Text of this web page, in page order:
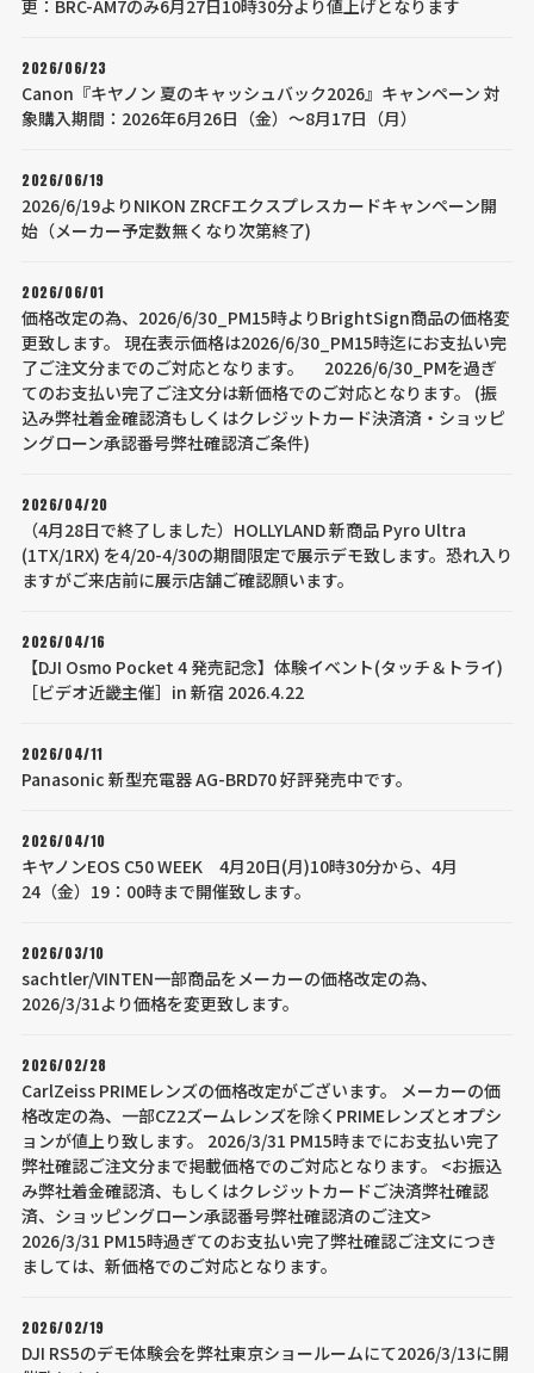
更：BRC-AM7のみ6月27日10時30分より値上げとなります
2026/06/23
Canon『キヤノン 夏のキャッシュバック2026』キャンペーン 対
象購入期間：2026年6月26日（金）～8月17日（月）
2026/06/19
2026/6/19よりNIKON ZRCFエクスプレスカードキャンペーン開
始（メーカー予定数無くなり次第終了)
2026/06/01
価格改定の為、2026/6/30_PM15時よりBrightSign商品の価格変
更致します。 現在表示価格は2026/6/30_PM15時迄にお支払い完
了ご注文分までのご対応となります。 20226/6/30_PMを過ぎ
てのお支払い完了ご注文分は新価格でのご対応となります。 (振
込み弊社着金確認済もしくはクレジットカード決済済・ショッピ
ングローン承認番号弊社確認済ご条件)
2026/04/20
（4月28日で終了しました）HOLLYLAND 新商品 Pyro Ultra
(1TX/1RX) を4/20-4/30の期間限定で展示デモ致します。恐れ入り
ますがご来店前に展示店舗ご確認願います。
2026/04/16
【DJI Osmo Pocket 4 発売記念】体験イベント(タッチ＆トライ)
［ビデオ近畿主催］in 新宿 2026.4.22
2026/04/11
Panasonic 新型充電器 AG-BRD70 好評発売中です。
2026/04/10
キヤノンEOS C50 WEEK 4月20日(月)10時30分から、4月
24（金）19：00時まで開催致します。
2026/03/10
sachtler/VINTEN一部商品をメーカーの価格改定の為、
2026/3/31より価格を変更致します。
2026/02/28
CarlZeiss PRIMEレンズの価格改定がございます。 メーカーの価
格改定の為、一部CZ2ズームレンズを除くPRIMEレンズとオプシ
ョンが値上り致します。 2026/3/31 PM15時までにお支払い完了
弊社確認ご注文分まで掲載価格でのご対応となります。 <お振込
み弊社着金確認済、もしくはクレジットカードご決済弊社確認
済、ショッピングローン承認番号弊社確認済のご注文>
2026/3/31 PM15時過ぎてのお支払い完了弊社確認ご注文につき
ましては、新価格でのご対応となります。
2026/02/19
DJI RS5のデモ体験会を弊社東京ショールームにて2026/3/13に開